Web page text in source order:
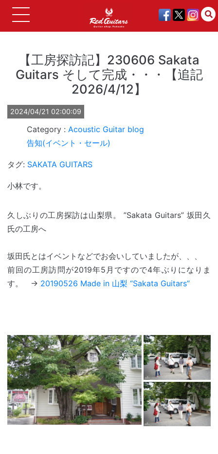
【工房探訪記】230606 Sakata
Guitars そして完成・・・【追記
2026/4/12】
2024/04/21 02:00:09
Acoustic Guitar blog
告知(イベント・セール)
タグ: SAKATA GUITARS
小林です。
久しぶりの工房探訪は山梨県。 ”Sakata Guitars” 坂田久
氏の工房へ
坂田氏とはイベントなどでお会いしていましたが、、、
前回の工房訪問が2019年5月ですので4年ぶりになりま
す。 → 20190526 Made in 山梨 “Sakata Guitars”